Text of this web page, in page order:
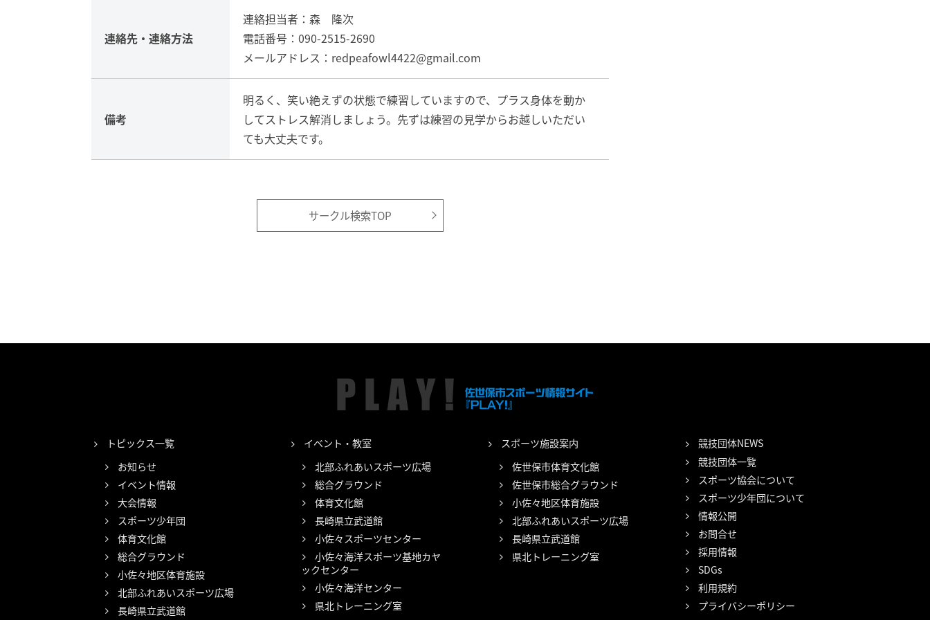
連絡先・連絡方法
連絡担当者：森 隆次
電話番号：090-2515-2690
メールアドレス：redpeafowl4422@gmail.com
備考
明るく、笑い絶えずの状態で練習していますので、プラス身体を動か
してストレス解消しましょう。先ずは練習の見学からお越しいただい
ても大丈夫です。
サークル検索TOP
トピックス一覧
お知らせ
イベント情報
大会情報
スポーツ少年団
体育文化館
総合グラウンド
小佐々地区体育施設
北部ふれあいスポーツ広場
長崎県立武道館
イベント・教室
北部ふれあいスポーツ広場
総合グラウンド
体育文化館
長崎県立武道館
小佐々スポーツセンター
小佐々海洋スポーツ基地カヤ
ックセンター
小佐々海洋センター
県北トレーニング室
スポーツ施設案内
佐世保市体育文化館
佐世保市総合グラウンド
小佐々地区体育施設
北部ふれあいスポーツ広場
長崎県立武道館
県北トレーニング室
競技団体NEWS
競技団体一覧
スポーツ協会について
スポーツ少年団について
情報公開
お問合せ
採用情報
SDGs
利用規約
プライバシーポリシー